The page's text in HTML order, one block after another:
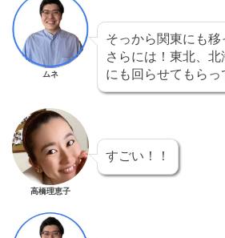
ムネ
そっから関東にも移
さらには！東北、
にも回らせてもらっ
高橋理恵子
すごい！！